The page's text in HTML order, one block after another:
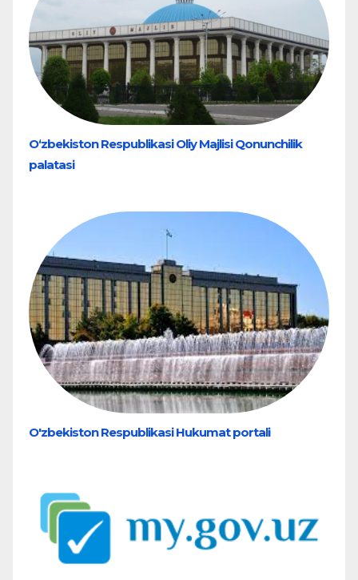
O‘zbekiston Respublikasi Oliy Majlisi Qonunchilik
palatasi
O'zbekiston Respublikasi Hukumat portali